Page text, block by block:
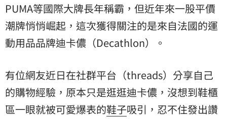
PUMA等國際大牌長年稱霸，但近年來一股平價
潮牌悄悄崛起，這次獲得關注的是來自法國的運
動用品品牌迪卡儂（Decathlon）。
有位網友近日在社群平台（threads）分享自己
的購物經驗，原本只是逛逛迪卡儂，沒想到鞋櫃
區一眼就被可愛爆表的鞋子吸引，忍不住發出讚